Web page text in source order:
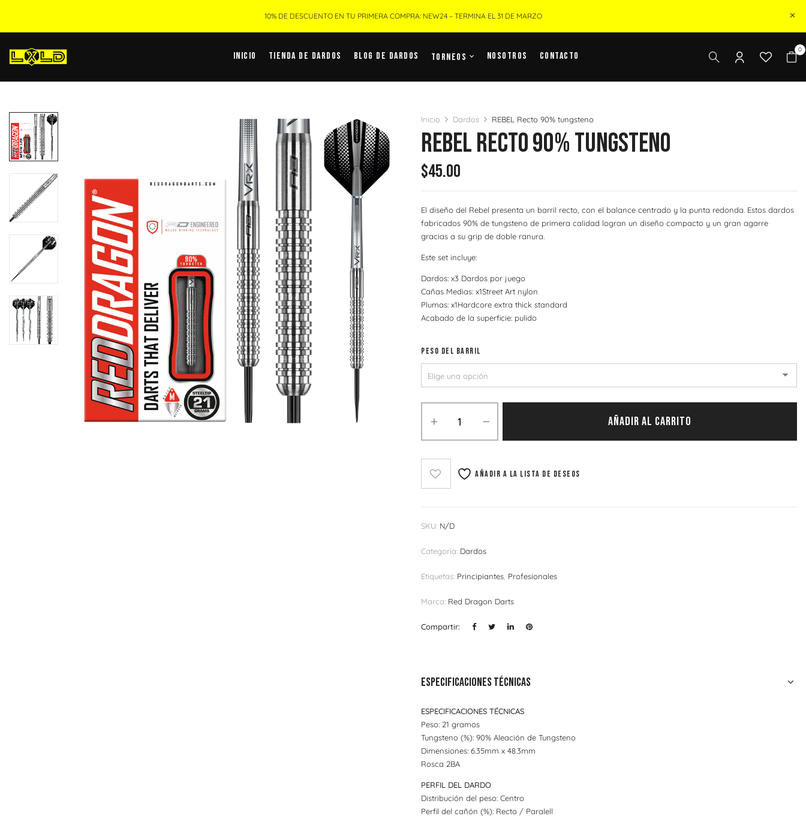
10% DE DESCUENTO EN TU PRIMERA COMPRA: NEW24 – TERMINA EL 31 DE MARZO
Inicio Tienda De Dardos Blog De Dardos Torneos Nosotros Contacto
0
Inicio Dardos REBEL Recto 90% tungsteno
REBEL Recto 90% Tungsteno
$45.00
El diseño del Rebel presenta un barril recto, con el balance centrado y la punta redonda. Estos dardos
fabricados 90% de tungsteno de primera calidad logran un diseño compacto y un gran agarre
gracias a su grip de doble ranura.
Este set incluye:
Dardos: x3 Dardos por juego
Cañas Medias: x1Street Art nylon
Plumas: x1Hardcore extra thick standard
Acabado de la superficie: pulido
PESO DEL BARRIL
AÑADIR AL CARRITO
Añadir a la lista de deseos
SKU: N/D
Categoría: Dardos
Etiquetas: Principiantes Profesionales
Marca: Red Dragon Darts
Compartir:
Especificaciones técnicas
ESPECIFICACIONES TÉCNICAS
Peso: 21 gramos
Tungsteno (%): 90% Aleación de Tungsteno
Dimensiones: 6.35mm x 48.3mm
Rosca 2BA
PERFIL DEL DARDO
Distribución del peso: Centro
Perfil del cañón (%): Recto / Paralell